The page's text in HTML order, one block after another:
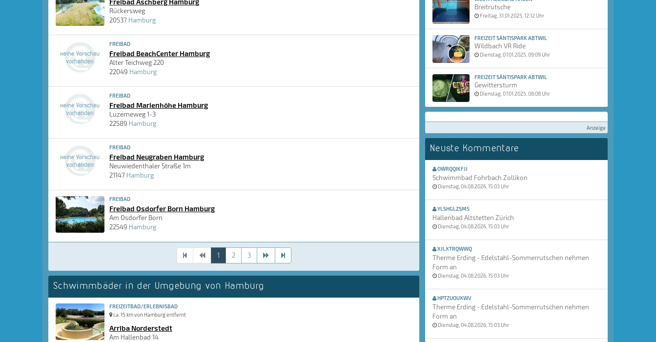
Rückersweg
20537 Hamburg
FREIBAD
Freibad BeachCenter Hamburg
Alter Teichweg 220
22049 Hamburg
FREIBAD
Freibad Marienhöhe Hamburg
Luzerneweg 1-3
22589 Hamburg
FREIBAD
Freibad Neugraben Hamburg
Neuwiedenthaler Straße 1m
21147 Hamburg
FREIBAD
Freibad Osdorfer Born Hamburg
Am Osdorfer Born
22549 Hamburg
1 2 3
Schwimmbäder in der Umgebung von Hamburg
FREIZEITBAD/ERLEBNISBAD
ca. 15 km von Hamburg entfernt
Arriba Norderstedt
Am Hallenbad 14
Breitrutsche
Freitag, 31.01.2025, 12:12 Uhr
FREIZEIT SÄNTISPARK ABTWIL
Wildbach VR Ride
Dienstag, 07.01.2025, 09:09 Uhr
FREIZEIT SÄNTISPARK ABTWIL
Gewittersturm
Dienstag, 07.01.2025, 08:08 Uhr
Anzeige
Neuste Kommentare
OWRQQIKFJJ
Schwimmbad Fohrbach Zollikon
Dienstag, 04.08.2026, 15:03 Uhr
YLSHGLZSMS
Hallenbad Altstetten Zürich
Dienstag, 04.08.2026, 15:03 Uhr
XJLXTRQWWQ
Therme Erding - Edelstahl-Sommerrutschen nehmen
Form an
Dienstag, 04.08.2026, 15:03 Uhr
HPTZUOUXWV
Therme Erding - Edelstahl-Sommerrutschen nehmen
Form an
Dienstag, 04.08.2026, 15:03 Uhr